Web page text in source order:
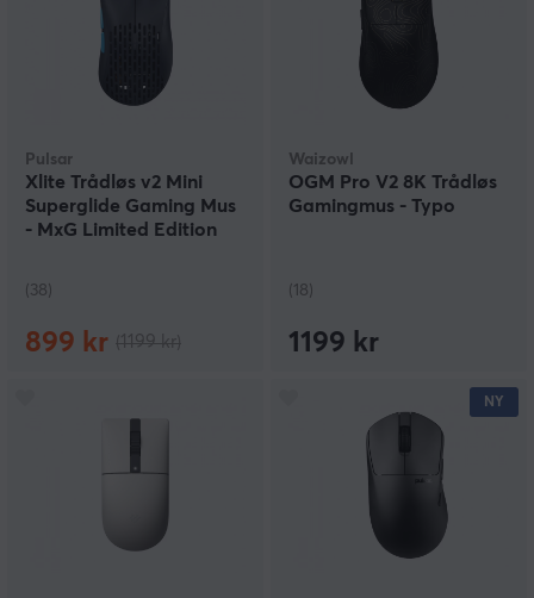
Pulsar
Xlite Trådløs v2 Mini
Superglide Gaming Mus
- MxG Limited Edition
(38)
899 kr
Waizowl
OGM Pro V2 8K Trådløs
Gamingmus - Typo
(18)
1199 kr
NY